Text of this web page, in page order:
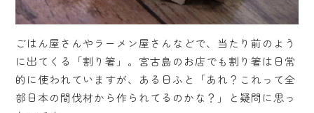
ごはん屋さんやラーメン屋さんなどで、当たり前のよう
に出てくる「割り箸」。宮古島のお店でも割り箸は日常
的に使われていますが、ある日ふと「あれ？これって全
部日本の間伐材から作られてるのかな？」と疑問に思っ